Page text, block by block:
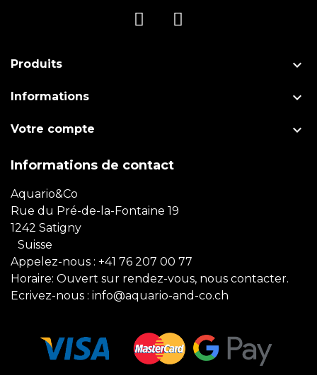
Produits 
Informations 
Votre compte 
Informations de contact
Aquario&Co
Rue du Pré-de-la-Fontaine 19
1242 Satigny
Suisse
Appelez-nous : +41 76 207 00 77
Horaire: Ouvert sur rendez-vous, nous contacter.
Ecrivez-nous : info@aquario-and-co.ch